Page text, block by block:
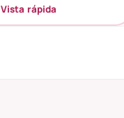
Vista rápida